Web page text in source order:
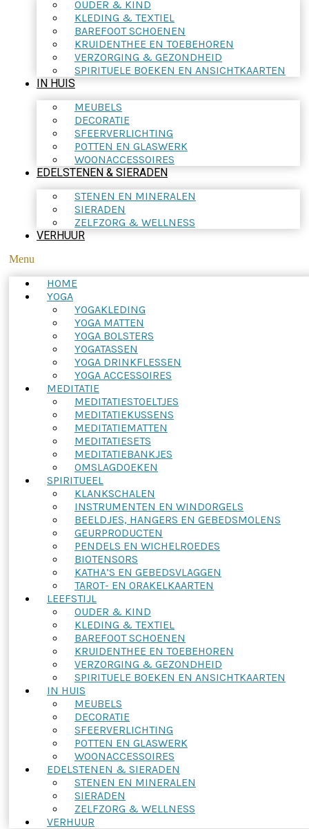
OUDER & KIND
KLEDING & TEXTIEL
BAREFOOT SCHOENEN
KRUIDENTHEE EN TOEBEHOREN
VERZORGING & GEZONDHEID
SPIRITUELE BOEKEN EN ANSICHTKAARTEN
IN HUIS
MEUBELS
DECORATIE
SFEERVERLICHTING
POTTEN EN GLASWERK
WOONACCESSOIRES
EDELSTENEN & SIERADEN
STENEN EN MINERALEN
SIERADEN
ZELFZORG & WELLNESS
VERHUUR
Menu
HOME
YOGA
YOGAKLEDING
YOGA MATTEN
YOGA BOLSTERS
YOGATASSEN
YOGA DRINKFLESSEN
YOGA ACCESSOIRES
MEDITATIE
MEDITATIESTOELTJES
MEDITATIEKUSSENS
MEDITATIEMATTEN
MEDITATIESETS
MEDITATIEBANKJES
OMSLAGDOEKEN
SPIRITUEEL
KLANKSCHALEN
INSTRUMENTEN EN WINDORGELS
BEELDJES, HANGERS EN GEBEDSMOLENS
GEURPRODUCTEN
PENDELS EN WICHELROEDES
BIOTENSORS
KATHA’S EN GEBEDSVLAGGEN
TAROT- EN ORAKELKAARTEN
LEEFSTIJL
OUDER & KIND
KLEDING & TEXTIEL
BAREFOOT SCHOENEN
KRUIDENTHEE EN TOEBEHOREN
VERZORGING & GEZONDHEID
SPIRITUELE BOEKEN EN ANSICHTKAARTEN
IN HUIS
MEUBELS
DECORATIE
SFEERVERLICHTING
POTTEN EN GLASWERK
WOONACCESSOIRES
EDELSTENEN & SIERADEN
STENEN EN MINERALEN
SIERADEN
ZELFZORG & WELLNESS
VERHUUR